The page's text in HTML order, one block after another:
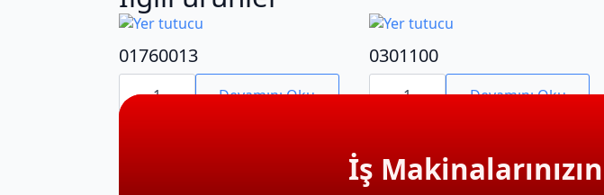
01760013
01760013
adet Devamını Oku
0301100
0301100
adet Devamını Oku
İş